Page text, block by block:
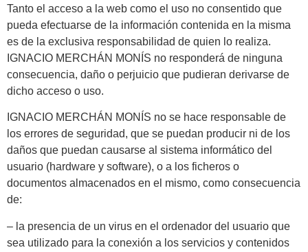
Tanto el acceso a la web como el uso no consentido que
pueda efectuarse de la información contenida en la misma
es de la exclusiva responsabilidad de quien lo realiza.
IGNACIO MERCHÁN MONÍS no responderá de ninguna
consecuencia, daño o perjuicio que pudieran derivarse de
dicho acceso o uso.
IGNACIO MERCHÁN MONÍS no se hace responsable de
los errores de seguridad, que se puedan producir ni de los
daños que puedan causarse al sistema informático del
usuario (hardware y software), o a los ficheros o
documentos almacenados en el mismo, como consecuencia
de:
– la presencia de un virus en el ordenador del usuario que
sea utilizado para la conexión a los servicios y contenidos